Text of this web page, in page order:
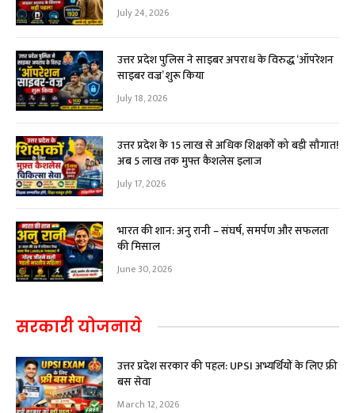
July 24, 2026
उत्तर प्रदेश पुलिस ने साइबर अपराध के विरुद्ध ‘ऑपरेशन
साइबर वज्र’ शुरू किया
July 18, 2026
उत्तर प्रदेश के 15 लाख से अधिक शिक्षकों को बड़ी सौगात!
अब ₹5 लाख तक मुफ्त कैशलेस इलाज
July 17, 2026
भारत की शान: अनु रानी – संघर्ष, समर्पण और सफलता
की मिसाल
June 30, 2026
सरकारी योजनाये
उत्तर प्रदेश सरकार की पहल: UPSI अभ्यर्थियों के लिए फ्री
बस सेवा
March 12, 2026